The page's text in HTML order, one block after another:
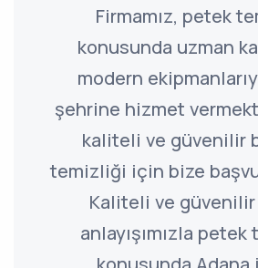
Firmamız, petek
konusunda uzman
modern
şehrine hizmet
kaliteli ve güvenilir
temizliği için bize
Kaliteli ve
anlayışımızla